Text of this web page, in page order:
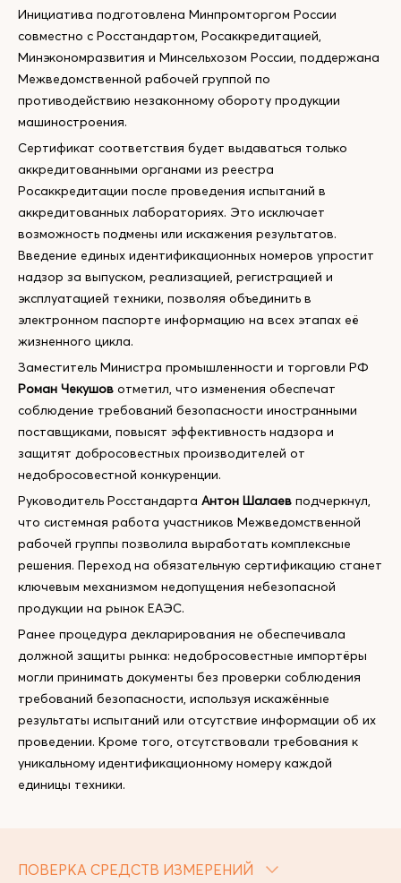
Инициатива подготовлена Минпромторгом России
совместно с Росстандартом, Росаккредитацией,
Минэкономразвития и Минсельхозом России, поддержана
Межведомственной рабочей группой по
противодействию незаконному обороту продукции
машиностроения.
Сертификат соответствия будет выдаваться только
аккредитованными органами из реестра
Росаккредитации после проведения испытаний в
аккредитованных лабораториях. Это исключает
возможность подмены или искажения результатов.
Введение единых идентификационных номеров упростит
надзор за выпуском, реализацией, регистрацией и
эксплуатацией техники, позволяя объединить в
электронном паспорте информацию на всех этапах её
жизненного цикла.
Заместитель Министра промышленности и торговли РФ
Роман Чекушов отметил, что изменения обеспечат
соблюдение требований безопасности иностранными
поставщиками, повысят эффективность надзора и
защитят добросовестных производителей от
недобросовестной конкуренции.
Руководитель Росстандарта Антон Шалаев подчеркнул,
что системная работа участников Межведомственной
рабочей группы позволила выработать комплексные
решения. Переход на обязательную сертификацию станет
ключевым механизмом недопущения небезопасной
продукции на рынок ЕАЭС.
Ранее процедура декларирования не обеспечивала
должной защиты рынка: недобросовестные импортёры
могли принимать документы без проверки соблюдения
требований безопасности, используя искажённые
результаты испытаний или отсутствие информации об их
проведении. Кроме того, отсутствовали требования к
уникальному идентификационному номеру каждой
единицы техники.
ПОВЕРКА СРЕДСТВ ИЗМЕРЕНИЙ